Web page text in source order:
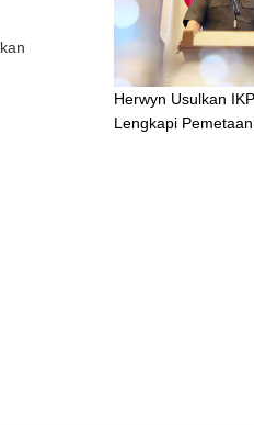
Herwyn Usulkan
Lengkapi